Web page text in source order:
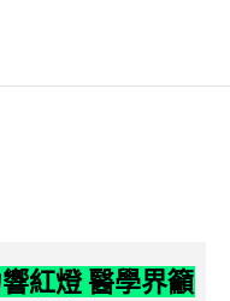
紅燈 醫學界籲